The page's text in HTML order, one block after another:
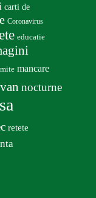
carti de
Coronavirus
educatie
mancare
nocturne
retete